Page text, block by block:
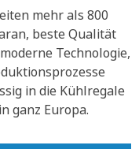
mehr als 800
beste Qualität
Technologie,
in die Kühlregale
ganz Europa.